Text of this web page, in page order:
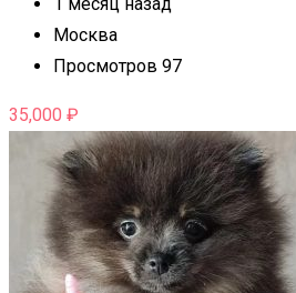
Москва
Просмотров 97
35,000 ₽